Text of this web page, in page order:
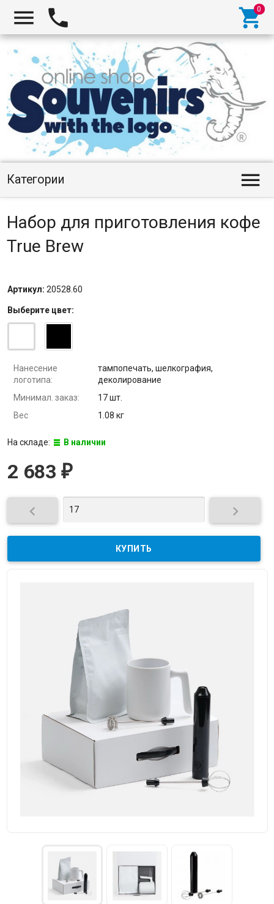
  
Категории 
Набор для приготовления кофе
True Brew
Артикул: 20528.60
Выберите цвет:
Нанесение
логотипа:
тампопечать, шелкография,
деколирование
Минимал. заказ:
17 шт.
Вес
1.08 кг
На складе: В наличии
2 683 ₽
 